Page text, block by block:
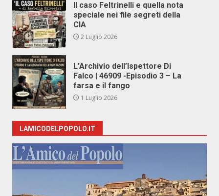
Il caso Feltrinelli e quella nota
speciale nei file segreti della
CIA
2 Luglio 2026
L’Archivio dell’Ispettore Di
Falco | 46909 -Episodio 3 – La
farsa e il fango
1 Luglio 2026
LAMICODELPOPOLO.IT